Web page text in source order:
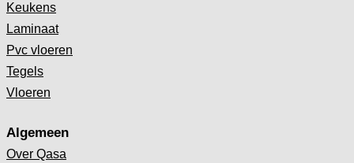
Keukens
Laminaat
Pvc vloeren
Tegels
Vloeren
Algemeen
Over Qasa